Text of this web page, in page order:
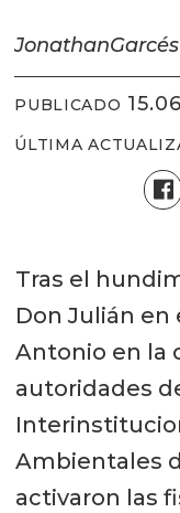
JonathanGarcés
PUBLICADO
ÚLTIMA
Tras el
Don Julián en
Antonio en la
autoridades
Ambientales
activaron las